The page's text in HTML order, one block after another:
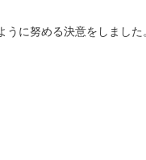
うに努める決意をしました